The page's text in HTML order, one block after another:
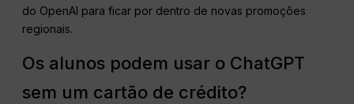
do OpenAI para ficar por dentro de novas promoções
regionais.
Os alunos podem usar o ChatGPT
sem um cartão de crédito?